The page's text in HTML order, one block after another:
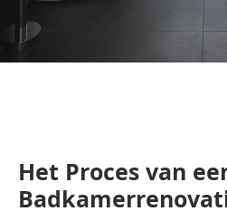
Het Proces van